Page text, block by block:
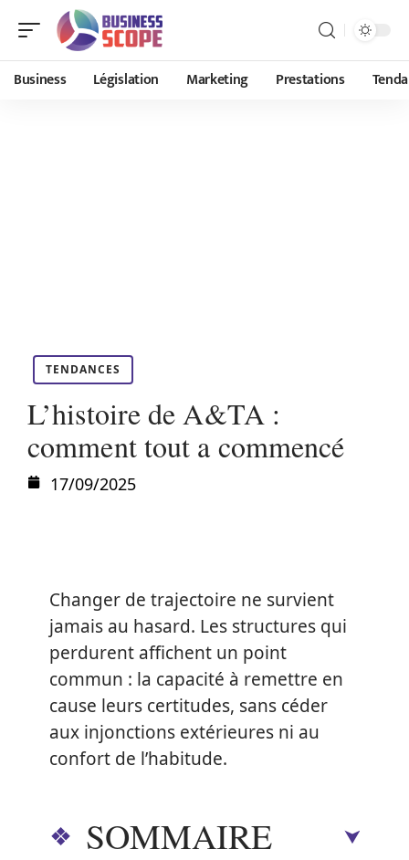
Business Législation Marketing Prestations
TENDANCES
L’histoire de A&TA :
comment tout a commencé
17/09/2025
Changer de trajectoire ne survient
jamais au hasard. Les structures qui
perdurent affichent un point
commun : la capacité à remettre en
cause leurs certitudes, sans céder
aux injonctions extérieures ni au
confort de l’habitude.
SOMMAIRE